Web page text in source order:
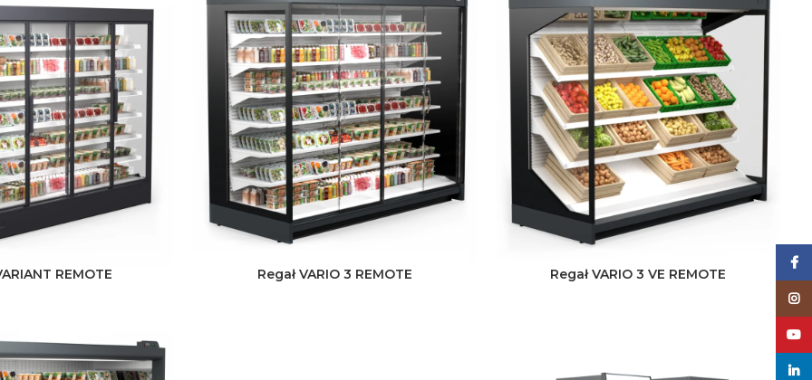
REMOTE Regał VARIO 3 REMOTE Regał VARIO 3 VE REMOTE